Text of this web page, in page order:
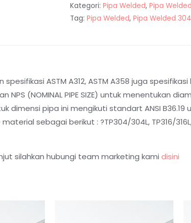
Kategori: Pipa Welded, Pipa
Tag: Pipa Welded, Pipa Welded 304
ASTM A312, ASTM A358 juga
(NOMINAL PIPE SIZE) untuk menentukan
dimensi pipa ini mengikuti standart ANSI
sebagai berikut : ?TP304/304L, TP316/316L,
silahkan hubungi team marketing kamidisini